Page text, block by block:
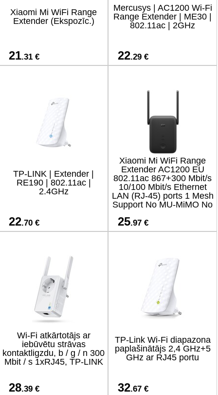
Xiaomi Mi WiFi Range
Extender (Ekspozīc.)
21.31 €
Mercusys | AC1200 Wi-Fi
Range Extender | ME30 |
802.11ac | 2GHz
22.29 €
TP-LINK | Extender |
RE190 | 802.11ac |
2.4GHz
22.70 €
Xiaomi Mi WiFi Range
Extender AC1200 EU
802.11ac 867+300 Mbit/s
10/100 Mbit/s Ethernet
LAN (RJ-45) ports 1 Mesh
Support No MU-MiMO No
25.97 €
Wi-Fi atkārtotājs ar
iebūvētu strāvas
kontaktligzdu, b / g / n 300
Mbit / s 1xRJ45, TP-LINK
28.39 €
TP-Link Wi-Fi diapazona
paplašinātājs 2,4 GHz+5
GHz ar RJ45 portu
32.67 €